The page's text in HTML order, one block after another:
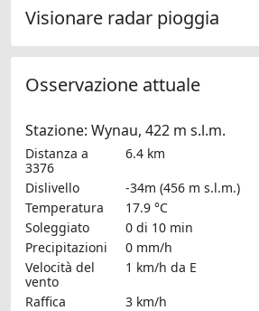
Visionare radar pioggia
Osservazione attuale
Stazione: Wynau, 422 m s.l.m.
Distanza a
3376
6.4 km
Dislivello
-34m (456 m s.l.m.)
Temperatura
17.9 °C
Soleggiato
0 di 10 min
Precipitazioni
0 mm/h
Velocità del
vento
1 km/h da E
Raffica
3 km/h